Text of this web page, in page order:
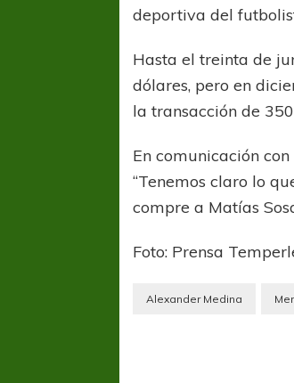
deportiva del
Hasta el treinta de
dólares, pero en
la transacción de
En comunicación
“Tenemos claro lo
compre a Matías
Foto: Prensa
Alexander Medina